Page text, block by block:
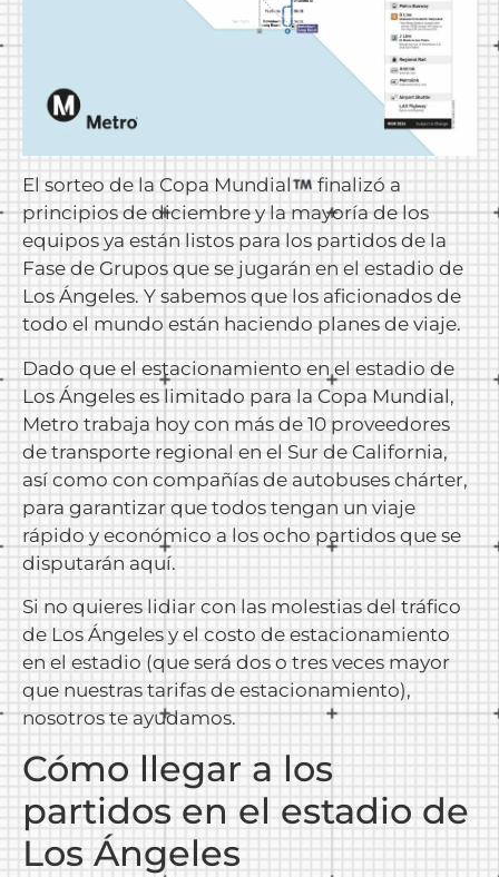
El sorteo de la Copa Mundial
finalizó a
principios de diciembre y la mayoría de los
equipos ya están listos para los partidos de la
Fase de Grupos que se jugarán en el estadio de
Los Ángeles. Y sabemos que los aficionados de
todo el mundo están haciendo planes de viaje.
Dado que el estacionamiento en el estadio de
Los Ángeles es limitado para la Copa Mundial,
Metro trabaja hoy con más de 10 proveedores
de transporte regional en el Sur de California,
así como con compañías de autobuses chárter,
para garantizar que todos tengan un viaje
rápido y económico a los ocho partidos que se
disputarán aquí.
Si no quieres lidiar con las molestias del tráfico
de Los Ángeles y el costo de estacionamiento
en el estadio (que será dos o tres veces mayor
que nuestras tarifas de estacionamiento),
nosotros te ayudamos.
Cómo llegar a los
partidos en el estadio de
Los Ángeles